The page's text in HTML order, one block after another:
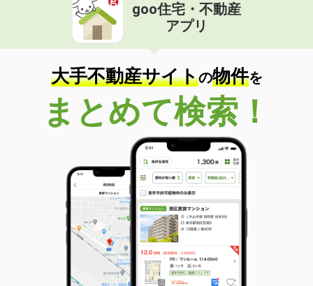
goo住宅・不動産
アプリ
大手不動産サイトの物件を
まとめて検索！